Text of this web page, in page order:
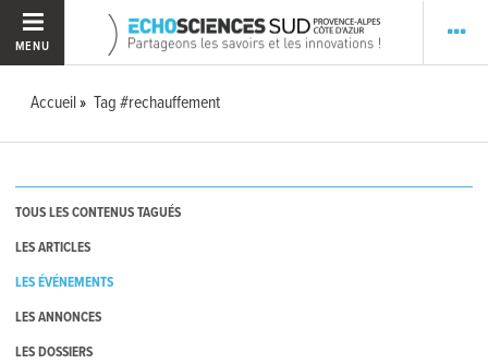
MENU
Accueil Tag #rechauffement
TOUS LES CONTENUS TAGUÉS
LES ARTICLES
LES ÉVÉNEMENTS
LES ANNONCES
LES DOSSIERS